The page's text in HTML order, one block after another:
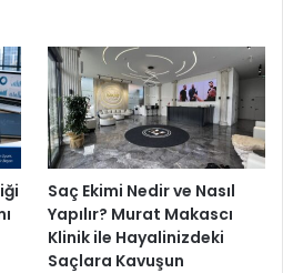
Saç Ekimi Nedir ve Nasıl
Yapılır? Murat Makascı
Klinik ile Hayalinizdeki
Saçlara Kavuşun